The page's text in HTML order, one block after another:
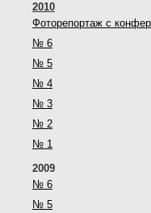
2010
Фоторепортаж с
№ 6
№ 5
№ 4
№ 3
№ 2
№ 1
2009
№ 6
№ 5